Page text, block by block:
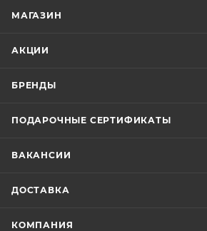
МАГАЗИН
АКЦИИ
БРЕНДЫ
ПОДАРОЧНЫЕ СЕРТИФИКАТЫ
ВАКАНСИИ
ДОСТАВКА
КОМПАНИЯ